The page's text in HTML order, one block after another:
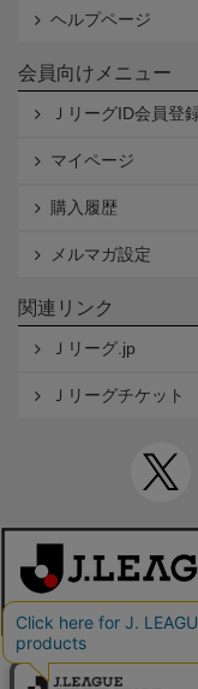
ヘルプページ
会員向けメニュー
ＪリーグID会員登
マイページ
購入履歴
メルマガ設定
関連リンク
Ｊリーグ.jp
Ｊリーグチケット